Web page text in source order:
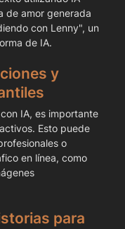
de amor generada
con Lenny", un
de IA.
y
IA, es importante
Esto puede
o
en línea, como
para